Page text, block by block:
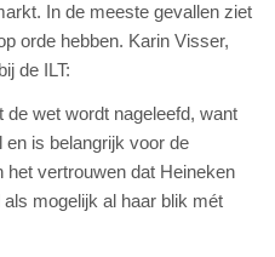
In de meeste gevallen ziet
orde hebben. Karin Visser,
de ILT:
de wet wordt nageleefd, want
en is belangrijk voor de
vertrouwen dat Heineken
mogelijk al haar blik mét